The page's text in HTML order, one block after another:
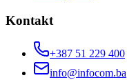
Kontakt
+387 51 229 400
info@infocom.ba